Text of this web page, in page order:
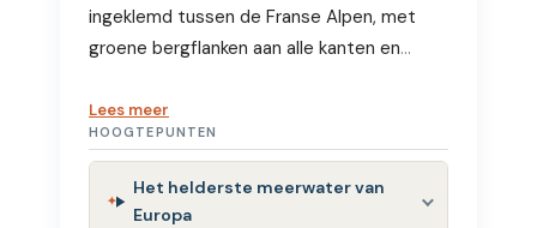
ingeklemd tussen de Franse Alpen, met
groene bergflanken aan alle kanten en…
Lees meer
HOOGTEPUNTEN
Het helderste meerwater van
Europa